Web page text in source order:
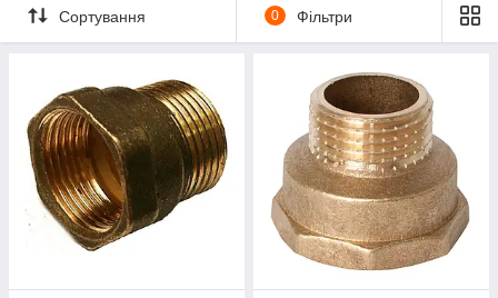
Сортування 0 Фільтри